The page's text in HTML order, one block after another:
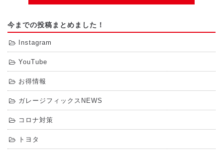
今までの投稿まとめました！
Instagram
YouTube
お得情報
ガレージフィックスNEWS
コロナ対策
トヨタ